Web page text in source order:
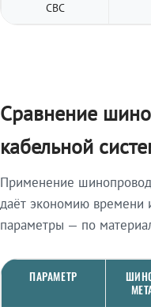
СВС
Сравнение
кабельной
Применение
даёт экономию времени
параметры — по
ПАРАМЕТР